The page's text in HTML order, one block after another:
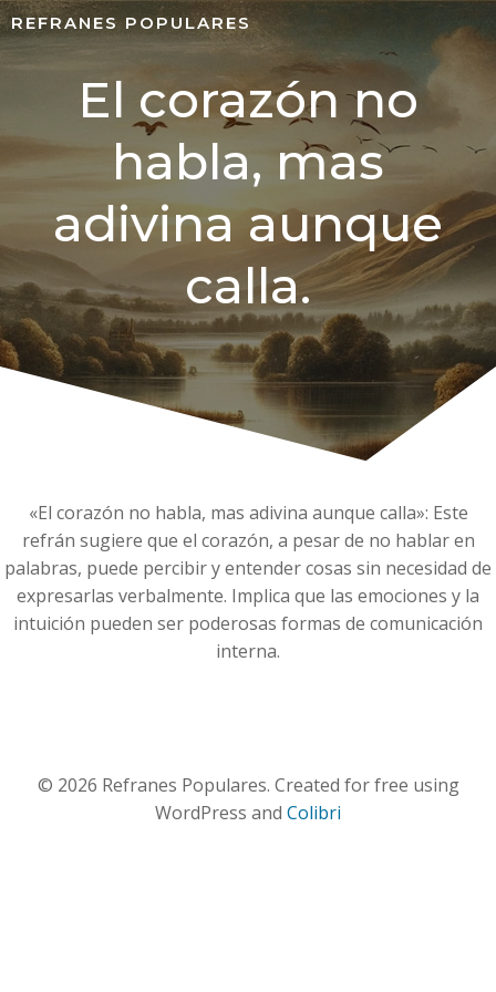
REFRANES POPULARES
El corazón no
habla, mas
adivina aunque
calla.
«El corazón no habla, mas adivina aunque calla»: Este
refrán sugiere que el corazón, a pesar de no hablar en
palabras, puede percibir y entender cosas sin necesidad de
expresarlas verbalmente. Implica que las emociones y la
intuición pueden ser poderosas formas de comunicación
interna.
© 2026 Refranes Populares. Created for free using
WordPress and Colibri